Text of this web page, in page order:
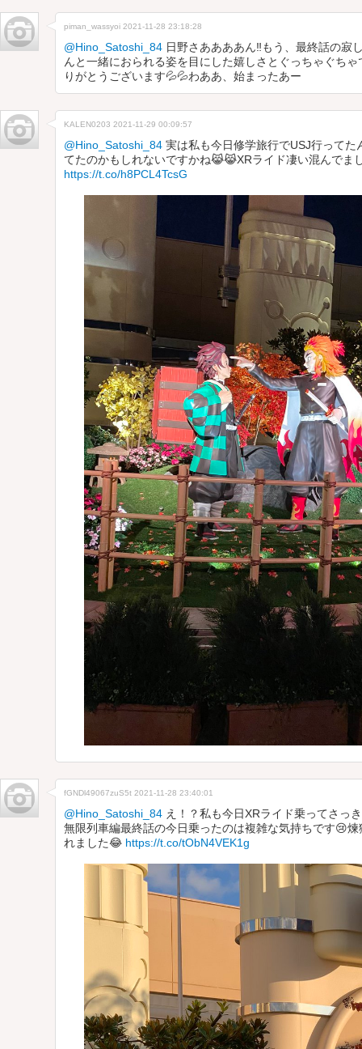
piman_wassyoi 2021-11-28 23:18:28
@Hino_Satoshi_84 日野さああああん‼️もう、最終話の寂
んと一緒におられる姿を目にした嬉しさとぐっちゃぐち
りがとうございます💦💦わああ、始まったあー
KALEN0203 2021-11-29 00:09:57
@Hino_Satoshi_84 実は私も今日修学旅行でUSJ行って
てたのかもしれないですかね😹😹XRライド凄い混んでま
https://t.co/h8PCL4TcsG
fGNDl49067zuS5t 2021-11-28 23:40:01
@Hino_Satoshi_84 え！？私も今日XRライド乗ってさっ
無限列車編最終話の今日乗ったのは複雑な気持ちです😢
れました😂 https://t.co/tObN4VEK1g